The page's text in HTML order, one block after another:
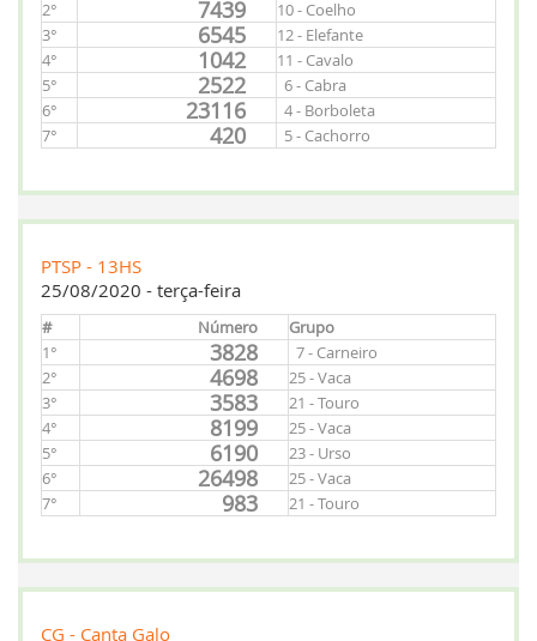
2°
7439
10 - Coelho
3°
6545
12 - Elefante
4°
1042
11 - Cavalo
5°
2522
6 - Cabra
6°
23116
4 - Borboleta
7°
420 5 - Cachorro
PTSP - 13HS
25/08/2020 - terça-feira
# Número
Grupo
1°
3828
7 - Carneiro
2°
4698
25 - Vaca
3°
3583
21 - Touro
4°
8199
25 - Vaca
5°
6190
23 - Urso
6°
26498
25 - Vaca
7°
983 21 - Touro
CG - Canta Galo